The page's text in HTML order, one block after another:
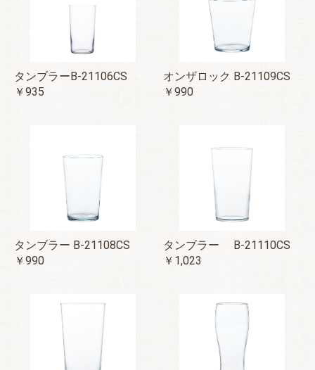
タンブラーB-21106CS
￥935
オンザロック B-21109CS
￥990
タンブラー B-21108CS
￥990
タンブラー B-21110CS
￥1,023